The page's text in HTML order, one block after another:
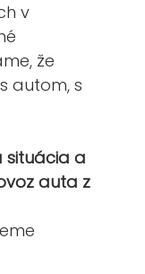
v
že
autom, s
situácia a
auta z